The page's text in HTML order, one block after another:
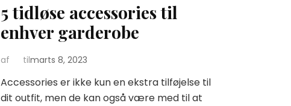
5 tidløse accessories til
enhver garderobe
af tilmarts 8, 2023
Accessories er ikke kun en ekstra tilføjelse til
dit outfit, men de kan også være med til at